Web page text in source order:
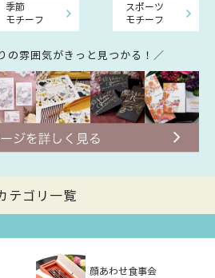
季節
モチーフ
スポーツ
モチーフ
の雰囲気がきっと見つかる！／
テゴリ一覧
顔あわせ食事会